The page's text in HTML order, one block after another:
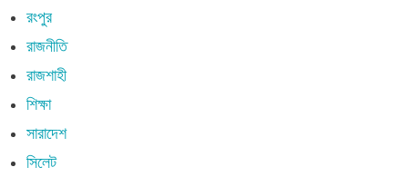
রংপুর
রাজনীতি
রাজশাহী
শিক্ষা
সারাদেশ
সিলেট